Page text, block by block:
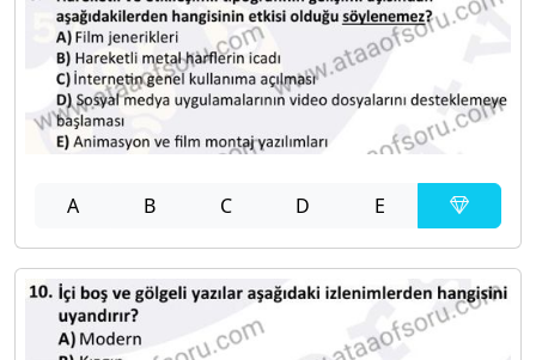
A B C D E